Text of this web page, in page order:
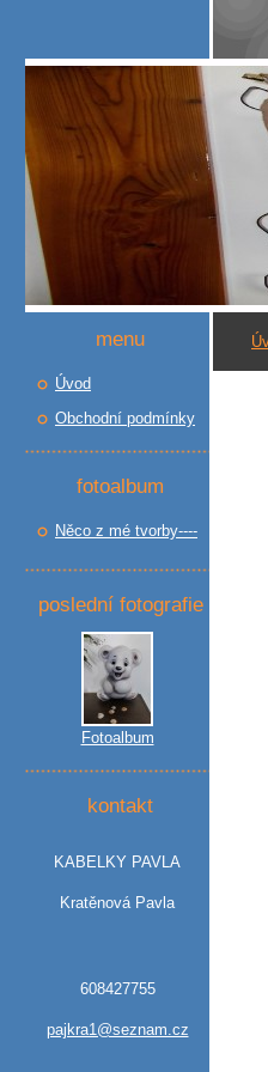
menu
Úvod
Obchodní podmínky
fotoalbum
Něco z mé tvorby----
poslední fotografie
Fotoalbum
kontakt
KABELKY PAVLA
Kratěnová Pavla
608427755
pajkra1@seznam.cz